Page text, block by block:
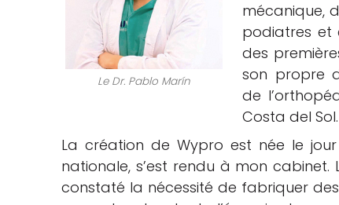
Le Dr. Pablo Marín
mécanique,
podiatres et
des
son propre
de
Costa del Sol.
La création de Wypro est née le
nationale, s’est rendu à mon cabinet.
constaté la nécessité de fabriquer